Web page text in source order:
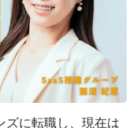
ズに転職し、現在は